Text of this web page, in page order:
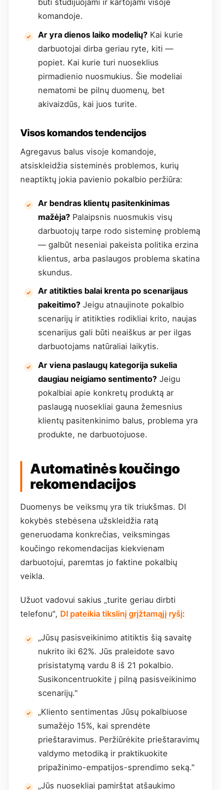
būti studijuojami ir kartojami visoje
komandoje.
Ar yra dienos laiko modelių? Kai kurie
darbuotojai dirba geriau ryte, kiti —
popiet. Kai kurie turi nuoseklius
pirmadienio nuosmukius. Šie modeliai
nematomi be pilnų duomenų, bet
akivaizdūs, kai juos turite.
Visos komandos tendencijos
Agregavus balus visoje komandoje,
atsiskleidžia sisteminės problemos, kurių
neaptiktų jokia pavienio pokalbio peržiūra:
Ar bendras klientų pasitenkinimas
mažėja? Palaipsnis nuosmukis visų
darbuotojų tarpe rodo sisteminę problemą
— galbūt neseniai pakeista politika erzina
klientus, arba paslaugos problema skatina
skundus.
Ar atitikties balai krenta po scenarijaus
pakeitimo? Jeigu atnaujinote pokalbio
scenarijų ir atitikties rodikliai krito, naujas
scenarijus gali būti neaiškus ar per ilgas
darbuotojams natūraliai laikytis.
Ar viena paslaugų kategorija sukelia
daugiau neigiamo sentimento? Jeigu
pokalbiai apie konkretų produktą ar
paslaugą nuosekliai gauna žemesnius
klientų pasitenkinimo balus, problema yra
produkte, ne darbuotojuose.
Automatinės koučingo
rekomendacijos
Duomenys be veiksmų yra tik triukšmas. DI
kokybės stebėsena užskleidžia ratą
generuodama konkrečias, veiksmingas
koučingo rekomendacijas kiekvienam
darbuotojui, paremtas jo faktine pokalbių
veikla.
Užuot vadovui sakius „turite geriau dirbti
telefonu", DI pateikia tikslinį grįžtamąjį ryšį:
„Jūsų pasisveikinimo atitiktis šią savaitę
nukrito iki 62%. Jūs praleidote savo
prisistatymą vardu 8 iš 21 pokalbio.
Susikoncentruokite į pilną pasisveikinimo
scenarijų."
„Kliento sentimentas Jūsų pokalbiuose
sumažėjo 15%, kai sprendėte
prieštaravimus. Peržiūrėkite prieštaravimų
valdymo metodiką ir praktikuokite
pripažinimo-empatijos-sprendimo seką."
„Jūs nuosekliai pamirštat atšaukimo